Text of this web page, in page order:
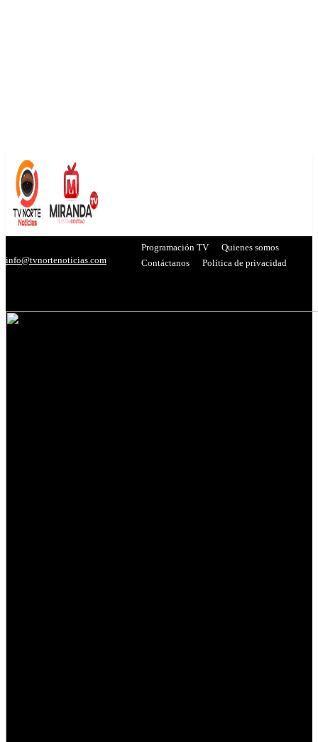
info@tvnortenoticias.com
Programación TV
Quienes somos
Contáctanos
Política de privacidad